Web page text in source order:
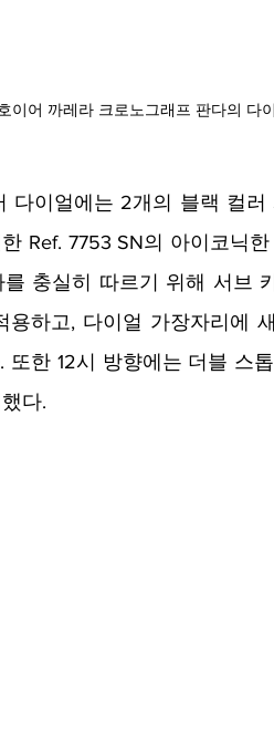
이어 까레라 크로노그래프 판다의 다
다이얼에는 2개의 블랙 컬
Ref. 7753 SN의 아이코닉
충실히 따르기 위해 서브
용하고, 다이얼 가장자리에
한 12시 방향에는 더블 스
다.